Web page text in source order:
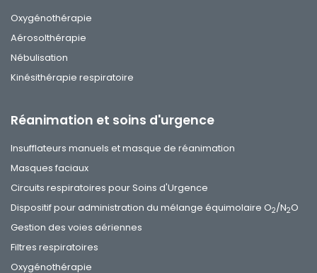
Oxygénothérapie
Aérosolthérapie
Nébulisation
Kinésithérapie respiratoire
Réanimation et soins d'urgence
Insufflateurs manuels et masque de réanimation
Masques faciaux
Circuits respiratoires pour Soins d'Urgence
Dispositif pour administration du mélange équimolaire O2/N2O
Gestion des voies aériennes
Filtres respiratoires
Oxygénothérapie